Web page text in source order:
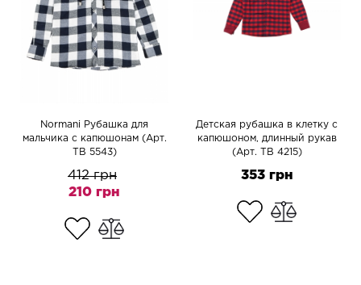
Normani Рубашка для
мальчика с капюшонам (Арт.
TB 5543)
412 грн
210 грн
Детская рубашка в клетку с
капюшоном, длинный рукав
(Арт. TB 4215)
353 грн